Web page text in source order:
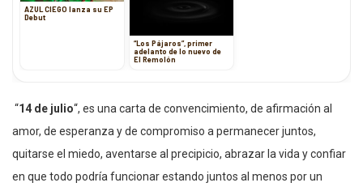
AZUL CIEGO lanza su EP
Debut
“Los Pájaros”, primer
adelanto de lo nuevo de
El Remolón
“14 de julio“, es una carta de convencimiento, de afirmación al
amor, de esperanza y de compromiso a permanecer juntos,
quitarse el miedo, aventarse al precipicio, abrazar la vida y confiar
en que todo podría funcionar estando juntos al menos por un